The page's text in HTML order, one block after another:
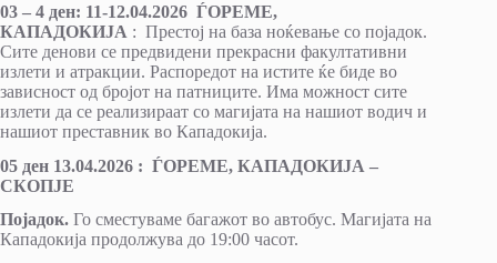
03 – 4 ден: 11-12.04.2026 ЃОРЕМЕ,
КАПАДОКИЈА : Престој на база ноќевање со појадок.
Сите денови се предвидени прекрасни факултативни
излети и атракции. Распоредот на истите ќе биде во
зависност од бројот на патниците. Има можност сите
излети да се реализираат со магијата на нашиот водич и
нашиот преставник во Кападокија.
05 ден 13.04.2026 : ЃОРЕМЕ, КАПАДОКИЈА –
СКОПЈЕ
Појадок. Го сместуваме багажот во автобус. Магијата на
Кападокија продолжува до 19:00 часот.